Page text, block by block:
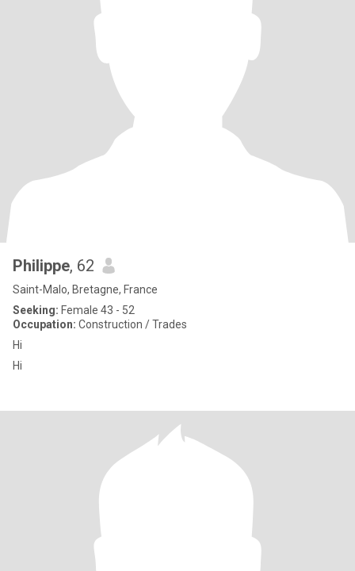
Philippe, 62
Saint-Malo, Bretagne, France
Seeking: Female 43 - 52
Occupation: Construction / Trades
Hi
Hi